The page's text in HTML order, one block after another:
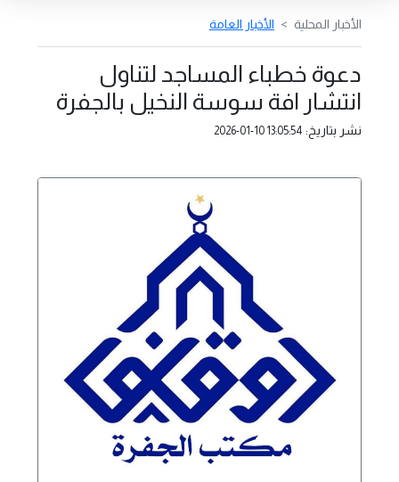
الأخبار المحلية الأخبار العامة
دعوة خطباء المساجد لتناول
انتشار افة سوسة النخيل بالجفرة
نشر بتاريخ: 2026-01-10 13:05:54